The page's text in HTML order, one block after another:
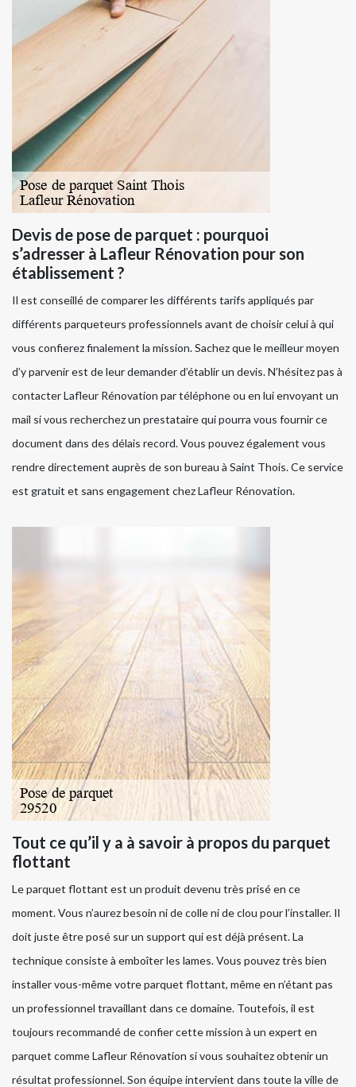
Devis de pose de parquet : pourquoi
s’adresser à Lafleur Rénovation pour son
établissement ?
Il est conseillé de comparer les différents tarifs appliqués par
différents parqueteurs professionnels avant de choisir celui à qui
vous confierez finalement la mission. Sachez que le meilleur moyen
d’y parvenir est de leur demander d’établir un devis. N’hésitez pas à
contacter Lafleur Rénovation par téléphone ou en lui envoyant un
mail si vous recherchez un prestataire qui pourra vous fournir ce
document dans des délais record. Vous pouvez également vous
rendre directement auprès de son bureau à Saint Thois. Ce service
est gratuit et sans engagement chez Lafleur Rénovation.
Tout ce qu’il y a à savoir à propos du parquet
flottant
Le parquet flottant est un produit devenu très prisé en ce
moment. Vous n’aurez besoin ni de colle ni de clou pour l’installer. Il
doit juste être posé sur un support qui est déjà présent. La
technique consiste à emboîter les lames. Vous pouvez très bien
installer vous-même votre parquet flottant, même en n’étant pas
un professionnel travaillant dans ce domaine. Toutefois, il est
toujours recommandé de confier cette mission à un expert en
parquet comme Lafleur Rénovation si vous souhaitez obtenir un
résultat professionnel. Son équipe intervient dans toute la ville de